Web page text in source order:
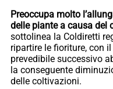
Preoccupa molto
delle piante a causa del
sottolinea la Coldiretti
ripartire le fioriture, con
prevedibile successivo
la conseguente
delle coltivazioni.